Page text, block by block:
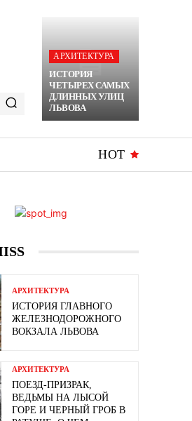
АРХИТЕКТУРА
ИСТОРИЯ
ЧЕТЫРЕХ САМЫХ
ДЛИННЫХ УЛИЦ
ЛЬВОВА
HOT
АРХИТЕКТУРА
ИСТОРИЯ ГЛАВНОГО
ЖЕЛЕЗНОДОРОЖНОГО
ВОКЗАЛА ЛЬВОВА
АРХИТЕКТУРА
ПОЕЗД-ПРИЗРАК,
ВЕДЬМЫ НА ЛЫСОЙ
ГОРЕ И ЧЕРНЫЙ ГРОБ В